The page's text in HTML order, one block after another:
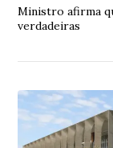
Ministro afirma
verdadeiras